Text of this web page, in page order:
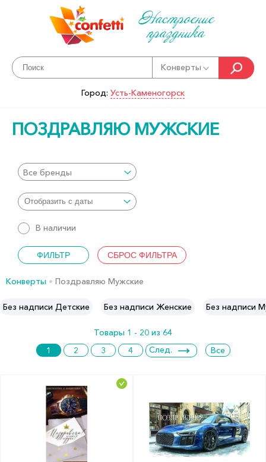
Настроение
праздника
Конверты
Город: Усть-Каменогорск
ПОЗДРАВЛЯЮ МУЖСКИЕ
Все бренды
В наличии
Конверты Поздравляю Мужские
Без надписи Детские Без надписи Женские Без надписи
Товары 1 - 20 из 64
1
2 3 4 След. Все